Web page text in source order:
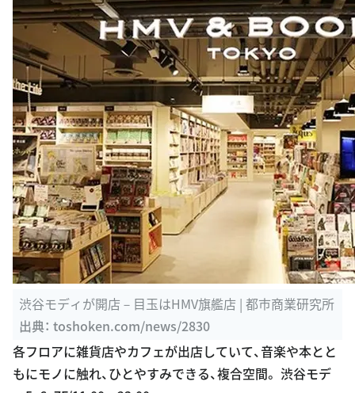
渋谷モディが開店－目玉はHMV旗艦店 | 都市商業研究所
出典： toshoken.com/news/2830
各フロアに雑貨店やカフェが出店していて、音楽や本とと
もにモノに触れ、ひとやすみできる、複合空間。 渋谷モデ